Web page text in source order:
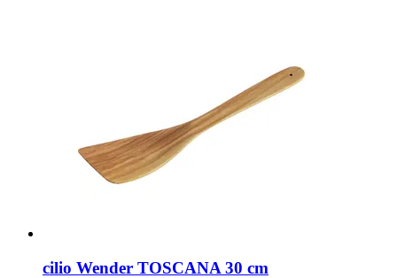
cilio Wender TOSCANA 30 cm